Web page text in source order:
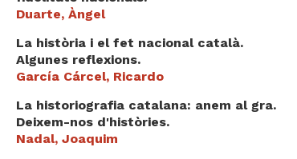
Duarte, Àngel
La història i el fet nacional català.
Algunes reflexions.
García Cárcel, Ricardo
La historiografia catalana: anem al gra.
Deixem-nos d'històries.
Nadal, Joaquim